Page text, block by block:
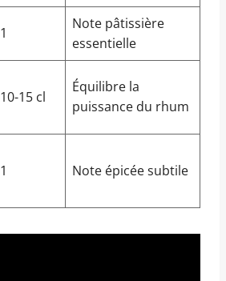
1
Note pâtissière
essentielle
10-15 cl
Équilibre la
puissance du rhum
1 Note épicée subtile